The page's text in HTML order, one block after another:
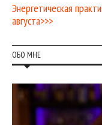
Энергетическая
августа>>>
ОБО МНЕ